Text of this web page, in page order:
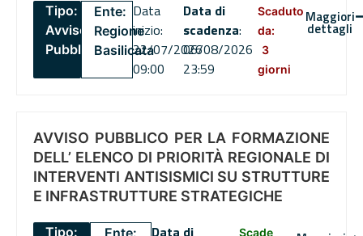
Tipo:
Avviso
Pubblico
Ente:
Regione
Basilicata
Data
inizio:
22/07/2026
09:00
Data di
scadenza:
06/08/2026
23:59
Scaduto
da:
3
giorni
Maggiori
dettagli
AVVISO PUBBLICO PER LA FORMAZIONE
DELL’ ELENCO DI PRIORITÀ REGIONALE DI
INTERVENTI ANTISISMICI SU STRUTTURE
E INFRASTRUTTURE STRATEGICHE
Tipo: Scade